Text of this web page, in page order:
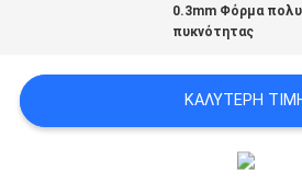
ΠΟΙΌΤΗΤΑΣ
ΕΠΙΚΟΙΝΩΝΉΣΤΕ
0.3mm Φόρμα
πυκνότητας
ΚΑΛΎΤΕΡΗ